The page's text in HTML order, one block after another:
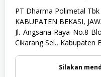
PT Dharma Polimetal Tbk
KABUPATEN BEKASI,
Jl. Angsana Raya No.8
Cikarang Sel., Kabupaten
Silakan